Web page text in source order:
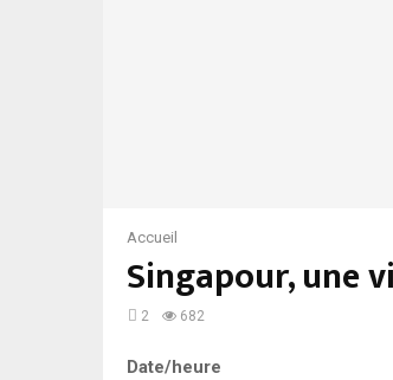
Accueil
Singapour, une
2 682
Date/heure